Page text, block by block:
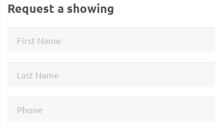
Request a showing
First Name
Last Name
Phone